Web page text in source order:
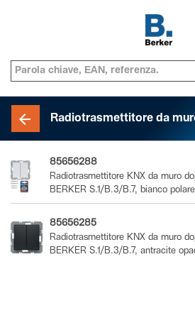
Radiotrasmettitore da
85656288
Radiotrasmettitore KNX da muro
BERKER S.1/B.3/B.7, bianco
85656285
Radiotrasmettitore KNX da muro
BERKER S.1/B.3/B.7, antracite